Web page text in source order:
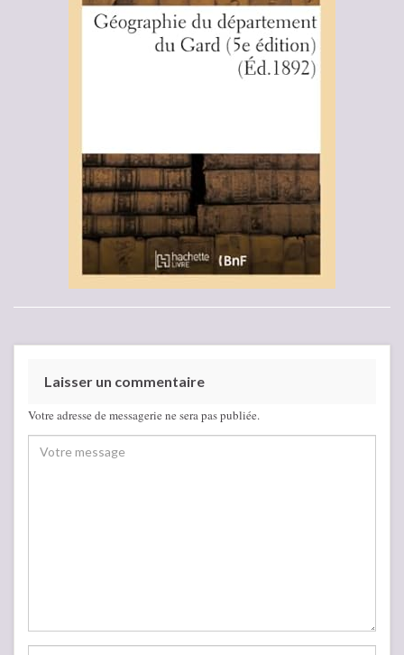
Laisser un commentaire
Votre adresse de messagerie ne sera pas publiée.